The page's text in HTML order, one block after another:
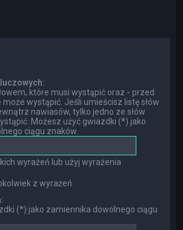
które musi wystąpić oraz - przed
może wystąpić. Jeśli umieścisz listę słów
nawiasów, tylko jedno ze słów
Możesz użyć gwiazdki (*) jako
ciągu znaków.
wyrażeń lub użyj wyrażenia
z wyrażeń
(*) jako zamiennika dowolnego ciągu